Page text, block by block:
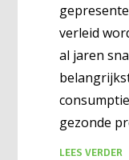
verleid
al jaren
gezonde
LEES VERDER